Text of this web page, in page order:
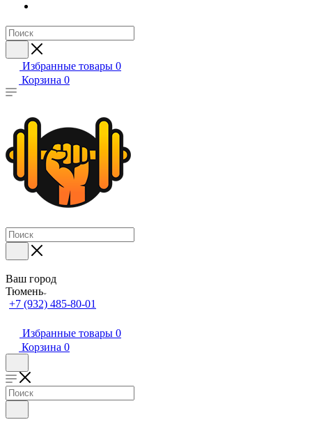
Избранные товары 0
Корзина 0
Ваш город
Тюмень
+7 (932) 485-80-01
Избранные товары 0
Корзина 0